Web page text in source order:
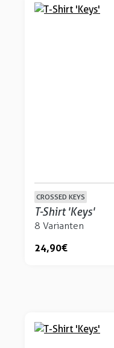
CROSSED KEYS
T-Shirt 'Keys'
8 Varianten
24,90 €